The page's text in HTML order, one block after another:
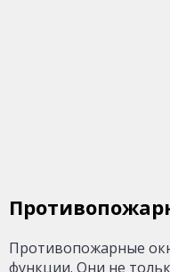
Противопожарные
функции. Они не